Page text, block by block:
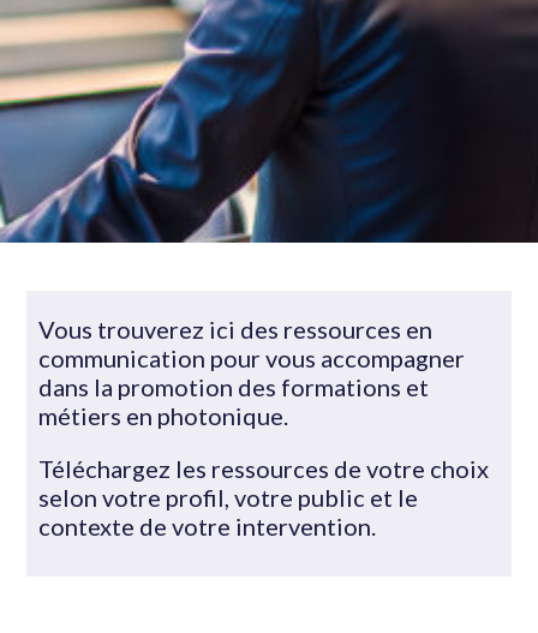
Vous trouverez ici des ressources en
communication pour vous accompagner
dans la promotion des formations et
métiers en photonique.
Téléchargez les ressources de votre choix
selon votre profil, votre public et le
contexte de votre intervention.